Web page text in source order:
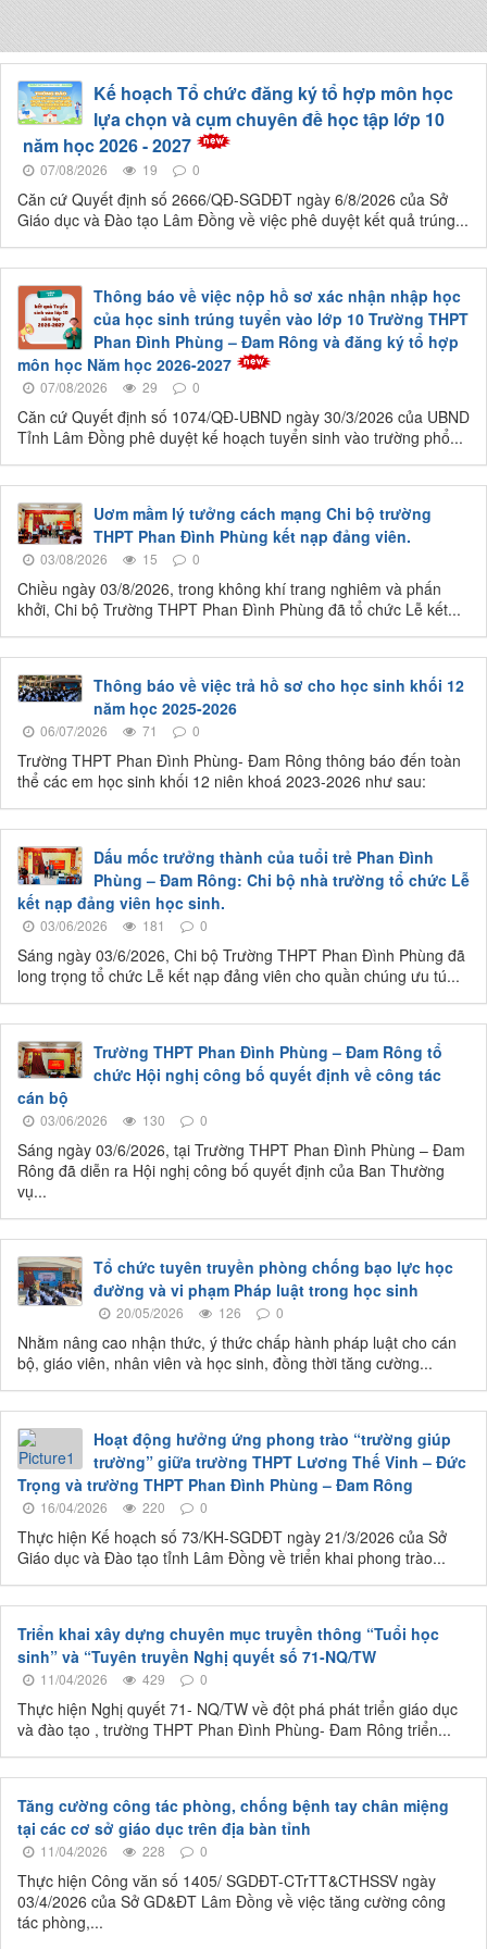
Kế hoạch Tổ chức đăng ký tổ hợp môn học
lựa chọn và cụm chuyên đề học tập lớp 10
năm học 2026 - 2027
07/08/2026 19 0
Căn cứ Quyết định số 2666/QĐ-SGDĐT ngày 6/8/2026 của Sở
Giáo dục và Đào tạo Lâm Đồng về việc phê duyệt kết quả trúng...
Thông báo về việc nộp hồ sơ xác nhận nhập học
của học sinh trúng tuyển vào lớp 10 Trường THPT
Phan Đình Phùng – Đam Rông và đăng ký tổ hợp
môn học Năm học 2026-2027
07/08/2026 29 0
Căn cứ Quyết định số 1074/QĐ-UBND ngày 30/3/2026 của UBND
Tỉnh Lâm Đồng phê duyệt kế hoạch tuyển sinh vào trường phổ...
Uơm mầm lý tưởng cách mạng Chi bộ trường
THPT Phan Đình Phùng kết nạp đảng viên.
03/08/2026 15 0
Chiều ngày 03/8/2026, trong không khí trang nghiêm và phấn
khởi, Chi bộ Trường THPT Phan Đình Phùng đã tổ chức Lễ kết...
Thông báo về việc trả hồ sơ cho học sinh khối 12
năm học 2025-2026
06/07/2026 71 0
Trường THPT Phan Đình Phùng- Đam Rông thông báo đến toàn
thể các em học sinh khối 12 niên khoá 2023-2026 như sau:
Dấu mốc trưởng thành của tuổi trẻ Phan Đình
Phùng – Đam Rông: Chi bộ nhà trường tổ chức Lễ
kết nạp đảng viên học sinh.
03/06/2026 181 0
Sáng ngày 03/6/2026, Chi bộ Trường THPT Phan Đình Phùng đã
long trọng tổ chức Lễ kết nạp đảng viên cho quần chúng ưu tú...
Trường THPT Phan Đình Phùng – Đam Rông tổ
chức Hội nghị công bố quyết định về công tác
cán bộ
03/06/2026 130 0
Sáng ngày 03/6/2026, tại Trường THPT Phan Đình Phùng – Đam
Rông đã diễn ra Hội nghị công bố quyết định của Ban Thường
vụ...
Tổ chức tuyên truyền phòng chống bạo lực học
đường và vi phạm Pháp luật trong học sinh
20/05/2026 126 0
Nhằm nâng cao nhận thức, ý thức chấp hành pháp luật cho cán
bộ, giáo viên, nhân viên và học sinh, đồng thời tăng cường...
Hoạt động hưởng ứng phong trào “trường giúp
trường” giữa trường THPT Lương Thế Vinh – Đức
Trọng và trường THPT Phan Đình Phùng – Đam Rông
16/04/2026 220 0
Thực hiện Kế hoạch số 73/KH-SGDĐT ngày 21/3/2026 của Sở
Giáo dục và Đào tạo tỉnh Lâm Đồng về triển khai phong trào...
Triển khai xây dựng chuyên mục truyền thông “Tuổi học
sinh” và “Tuyên truyền Nghị quyết số 71-NQ/TW
11/04/2026 429 0
Thực hiện Nghị quyết 71- NQ/TW về đột phá phát triển giáo dục
và đào tạo , trường THPT Phan Đình Phùng- Đam Rông triển...
Tăng cường công tác phòng, chống bệnh tay chân miệng
tại các cơ sở giáo dục trên địa bàn tỉnh
11/04/2026 228 0
Thực hiện Công văn số 1405/ SGDĐT-CTrTT&CTHSSV ngày
03/4/2026 của Sở GD&ĐT Lâm Đồng về việc tăng cường công
tác phòng,...